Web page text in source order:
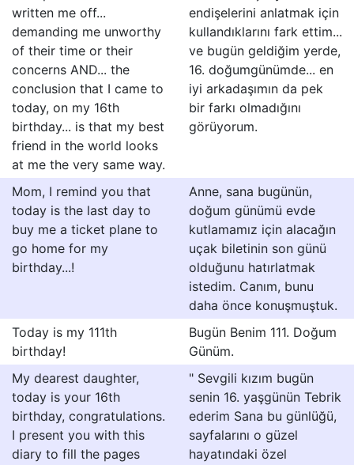
written me off...
demanding me unworthy
of their time or their
concerns AND... the
conclusion that I came to
today, on my 16th
birthday... is that my best
friend in the world looks
at me the very same way.
endişelerini anlatmak için
kullandıklarını fark ettim...
ve bugün geldiğim yerde,
16. doğumgünümde... en
iyi arkadaşımın da pek
bir farkı olmadığını
görüyorum.
Mom, I remind you that
today is the last day to
buy me a ticket plane to
go home for my
birthday...!
Anne, sana bugünün,
doğum günümü evde
kutlamamız için alacağın
uçak biletinin son günü
olduğunu hatırlatmak
istedim. Canım, bunu
daha önce konuşmuştuk.
Today is my 111th
birthday!
Bugün Benim 111. Doğum
Günüm.
My dearest daughter,
today is your 16th
birthday, congratulations.
I present you with this
diary to fill the pages
" Sevgili kızım bugün
senin 16. yaşgünün Tebrik
ederim Sana bu günlüğü,
sayfalarını o güzel
hayatındaki özel